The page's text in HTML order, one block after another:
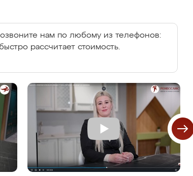
нам по любому из телефонов:
рассчитает стоимость.